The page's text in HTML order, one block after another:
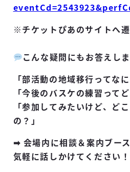
※チケットぴあのサイトへ
こんな疑問にもお答えしま
「部活動の地域移行ってなに
「今後のバスケの練習って
「参加してみたいけど、ど
の？」
➡ 会場内に相談＆案内ブース
気軽に話しかけてください！